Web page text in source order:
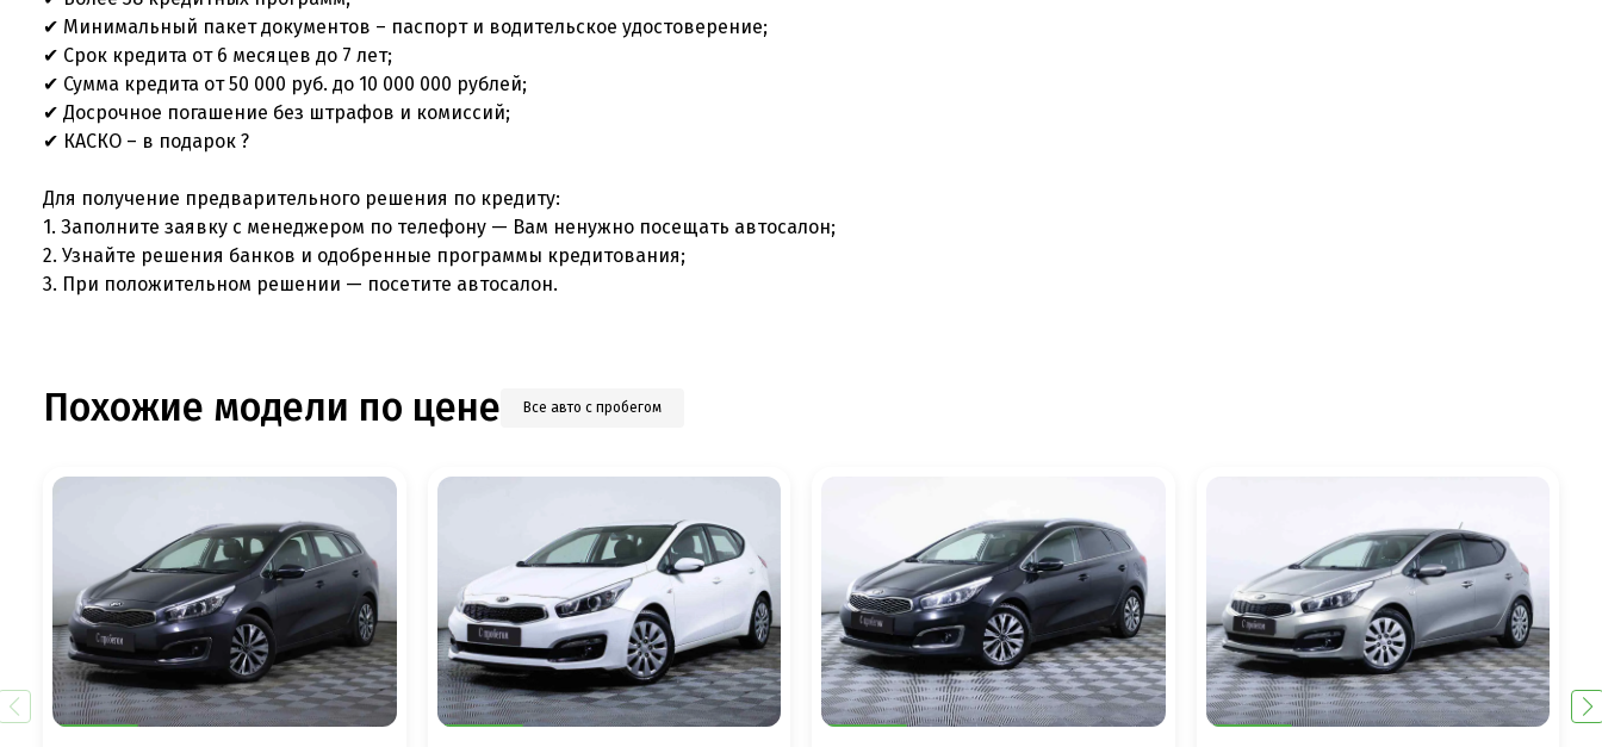
✔ Минимальный пакет документов – паспорт и водительское удостоверение;
✔ Срок кредита от 6 месяцев до 7 лет;
✔ Сумма кредита от 50 000 руб. до 10 000 000 рублей;
✔ Досрочное погашение без штрафов и комиссий;
✔ КАСКО – в подарок ?
Для получение предварительного решения по кредиту:
1. Заполните заявку с менеджером по телефону — Вам ненужно посещать автосалон;
2. Узнайте решения банков и одобренные программы кредитования;
3. При положительном решении — посетите автосалон.
Похожие модели по цене Все авто с пробегом